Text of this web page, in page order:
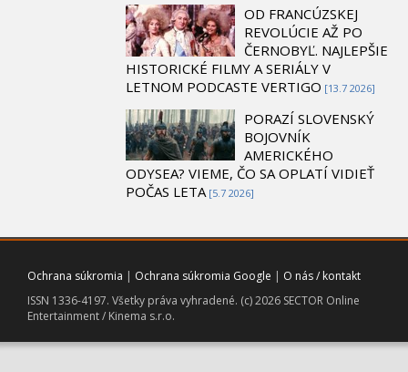
OD FRANCÚZSKEJ
REVOLÚCIE AŽ PO
ČERNOBYĽ. NAJLEPŠIE
HISTORICKÉ FILMY A SERIÁLY V
LETNOM PODCASTE VERTIGO [13.7 2026]
PORAZÍ SLOVENSKÝ
BOJOVNÍK
AMERICKÉHO
ODYSEA? VIEME, ČO SA OPLATÍ VIDIEŤ
POČAS LETA [5.7 2026]
Ochrana súkromia | Ochrana súkromia Google | O nás / kontakt
ISSN 1336-4197. Všetky práva vyhradené. (c) 2026 SECTOR Online
Entertainment / Kinema s.r.o.